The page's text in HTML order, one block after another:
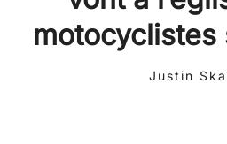
motocyclistes
Justin